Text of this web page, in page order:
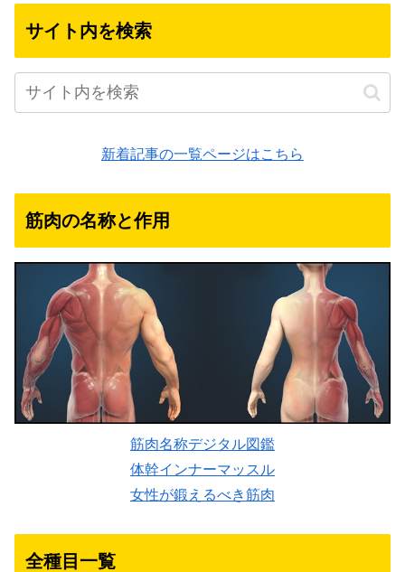
サイト内を検索
新着記事の一覧ページはこちら
筋肉の名称と作用
筋肉名称デジタル図鑑
体幹インナーマッスル
女性が鍛えるべき筋肉
全種目一覧